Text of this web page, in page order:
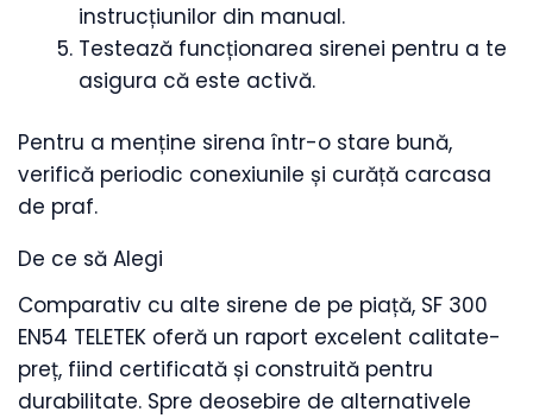
instrucțiunilor din manual.
Testează funcționarea sirenei pentru a te
asigura că este activă.
Pentru a menține sirena într-o stare bună,
verifică periodic conexiunile și curăță carcasa
de praf.
De ce să Alegi
Comparativ cu alte sirene de pe piață, SF 300
EN54 TELETEK oferă un raport excelent calitate-
preț, fiind certificată și construită pentru
durabilitate. Spre deosebire de alternativele